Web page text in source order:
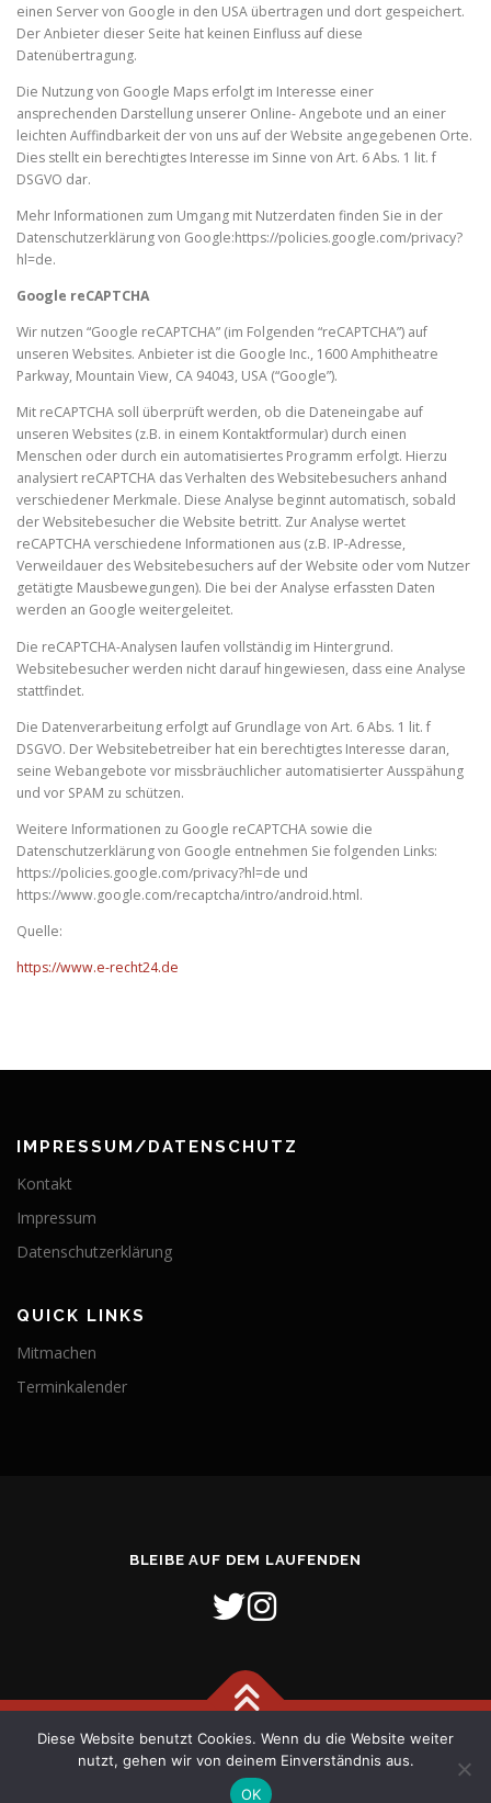
einen Server von Google in den USA übertragen und dort gespeichert.
Der Anbieter dieser Seite hat keinen Einfluss auf diese
Datenübertragung.
Die Nutzung von Google Maps erfolgt im Interesse einer
ansprechenden Darstellung unserer Online- Angebote und an einer
leichten Auffindbarkeit der von uns auf der Website angegebenen Orte.
Dies stellt ein berechtigtes Interesse im Sinne von Art. 6 Abs. 1 lit. f
DSGVO dar.
Mehr Informationen zum Umgang mit Nutzerdaten finden Sie in der
Datenschutzerklärung von Google:https://policies.google.com/privacy?
hl=de.
Google reCAPTCHA
Wir nutzen “Google reCAPTCHA” (im Folgenden “reCAPTCHA”) auf
unseren Websites. Anbieter ist die Google Inc., 1600 Amphitheatre
Parkway, Mountain View, CA 94043, USA (“Google”).
Mit reCAPTCHA soll überprüft werden, ob die Dateneingabe auf
unseren Websites (z.B. in einem Kontaktformular) durch einen
Menschen oder durch ein automatisiertes Programm erfolgt. Hierzu
analysiert reCAPTCHA das Verhalten des Websitebesuchers anhand
verschiedener Merkmale. Diese Analyse beginnt automatisch, sobald
der Websitebesucher die Website betritt. Zur Analyse wertet
reCAPTCHA verschiedene Informationen aus (z.B. IP-Adresse,
Verweildauer des Websitebesuchers auf der Website oder vom Nutzer
getätigte Mausbewegungen). Die bei der Analyse erfassten Daten
werden an Google weitergeleitet.
Die reCAPTCHA-Analysen laufen vollständig im Hintergrund.
Websitebesucher werden nicht darauf hingewiesen, dass eine Analyse
stattfindet.
Die Datenverarbeitung erfolgt auf Grundlage von Art. 6 Abs. 1 lit. f
DSGVO. Der Websitebetreiber hat ein berechtigtes Interesse daran,
seine Webangebote vor missbräuchlicher automatisierter Ausspähung
und vor SPAM zu schützen.
Weitere Informationen zu Google reCAPTCHA sowie die
Datenschutzerklärung von Google entnehmen Sie folgenden Links:
https://policies.google.com/privacy?hl=de und
https://www.google.com/recaptcha/intro/android.html.
Quelle:
https://www.e-recht24.de
IMPRESSUM/DATENSCHUTZ
Kontakt
Impressum
Datenschutzerklärung
QUICK LINKS
Mitmachen
Terminkalender
BLEIBE AUF DEM LAUFENDEN
Copyright © 2026 Freiwillige Feuerwehr Stadt Verden (Aller)
OnePress
Theme von FameThemes
Diese Website benutzt Cookies. Wenn du die Website weiter
nutzt, gehen wir von deinem Einverständnis aus.
OK